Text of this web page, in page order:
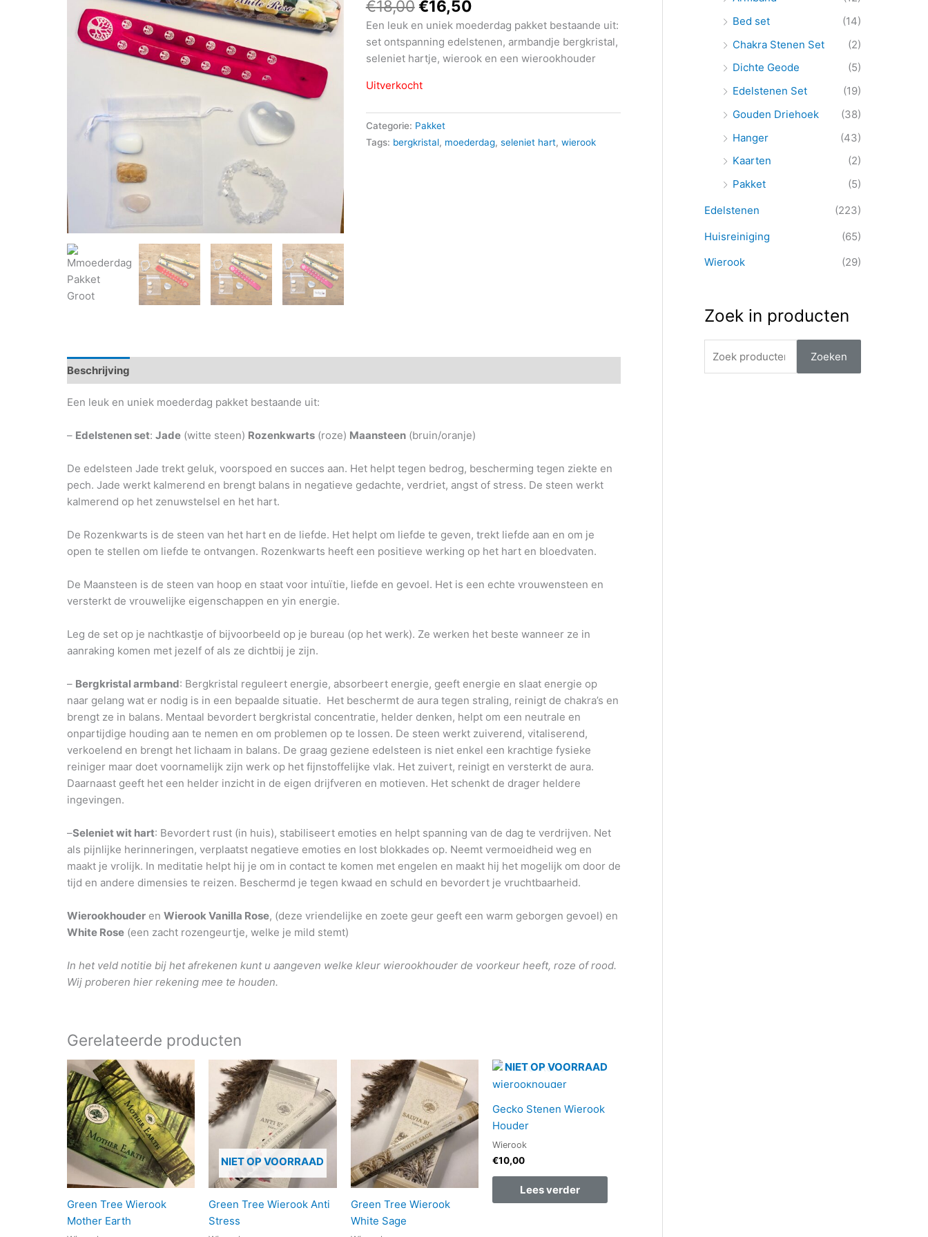
€18,00€16,50
Een leuk en uniek moederdag pakket bestaande uit:
set ontspanning edelstenen, armbandje bergkristal,
seleniet hartje, wierook en een wierookhouder
Uitverkocht
Categorie: Pakket
Tags: bergkristal, moederdag, seleniet hart, wierook
Beschrijving
Een leuk en uniek moederdag pakket bestaande uit:
– Edelstenen set: Jade(witte steen) Rozenkwarts(roze) Maansteen(bruin/oranje)
De edelsteen Jade trekt geluk, voorspoed en succes aan. Het helpt tegen bedrog, bescherming tegen ziekte en
pech. Jade werkt kalmerend en brengt balans in negatieve gedachte, verdriet, angst of stress. De steen werkt
kalmerend op het zenuwstelsel en het hart.
De Rozenkwarts is de steen van het hart en de liefde. Het helpt om liefde te geven, trekt liefde aan en om je
open te stellen om liefde te ontvangen. Rozenkwarts heeft een positieve werking op het hart en bloedvaten.
De Maansteen is de steen van hoop en staat voor intuïtie, liefde en gevoel. Het is een echte vrouwensteen en
versterkt de vrouwelijke eigenschappen en yin energie.
Leg de set op je nachtkastje of bijvoorbeeld op je bureau (op het werk). Ze werken het beste wanneer ze in
aanraking komen met jezelf of als ze dichtbij je zijn.
– Bergkristal armband: Bergkristal reguleert energie, absorbeert energie, geeft energie en slaat energie op
naar gelang wat er nodig is in een bepaalde situatie. Het beschermt de aura tegen straling, reinigt de chakra’s en
brengt ze in balans. Mentaal bevordert bergkristal concentratie, helder denken, helpt om een neutrale en
onpartijdige houding aan te nemen en om problemen op te lossen. De steen werkt zuiverend, vitaliserend,
verkoelend en brengt het lichaam in balans. De graag geziene edelsteen is niet enkel een krachtige fysieke
reiniger maar doet voornamelijk zijn werk op het fijnstoffelijke vlak. Het zuivert, reinigt en versterkt de aura.
Daarnaast geeft het een helder inzicht in de eigen drijfveren en motieven. Het schenkt de drager heldere
ingevingen.
–Seleniet wit hart: Bevordert rust (in huis), stabiliseert emoties en helpt spanning van de dag te verdrijven. Net
als pijnlijke herinneringen, verplaatst negatieve emoties en lost blokkades op. Neemt vermoeidheid weg en
maakt je vrolijk. In meditatie helpt hij je om in contact te komen met engelen en maakt hij het mogelijk om door de
tijd en andere dimensies te reizen. Beschermd je tegen kwaad en schuld en bevordert je vruchtbaarheid.
Wierookhouderen Wierook Vanilla Rose, (deze vriendelijke en zoete geur geeft een warm geborgen gevoel) en
White Rose(een zacht rozengeurtje, welke je mild stemt)
In het veld notitie bij het afrekenen kunt u aangeven welke kleur wierookhouder de voorkeur heeft, roze of rood.
Wij proberen hier rekening mee te houden.
Gerelateerde producten
Green Tree Wierook
Mother Earth
NIET OP VOORRAAD
Green Tree Wierook Anti
Stress
Green Tree Wierook
White Sage
NIET OP VOORRAAD
Gecko Stenen Wierook
Houder
Wierook
€10,00
Lees verder
Bed set
(14)
Chakra Stenen Set
(2)
Dichte Geode
(5)
Edelstenen Set
(19)
Gouden Driehoek
(38)
Hanger
(43)
Kaarten
(2)
Pakket
(5)
Edelstenen
(223)
Huisreiniging
(65)
Wierook
(29)
Zoek in producten
Zoeken